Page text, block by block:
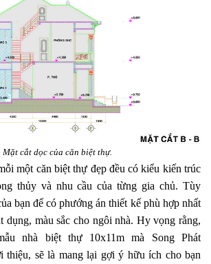
Mặt cắt dọc của căn biệt thự.
một căn biệt thự đẹp đều có kiểu kiến trúc
thủy và nhu cầu của từng gia chủ. Tùy
bạn để có phướng án thiết kế phù hợp nhất
dụng, màu sắc cho ngôi nhà. Hy vọng rằng,
nhà biệt thự 10x11m mà Song Phát
thiệu, sẽ là mang lại gợi ý hữu ích cho bạn